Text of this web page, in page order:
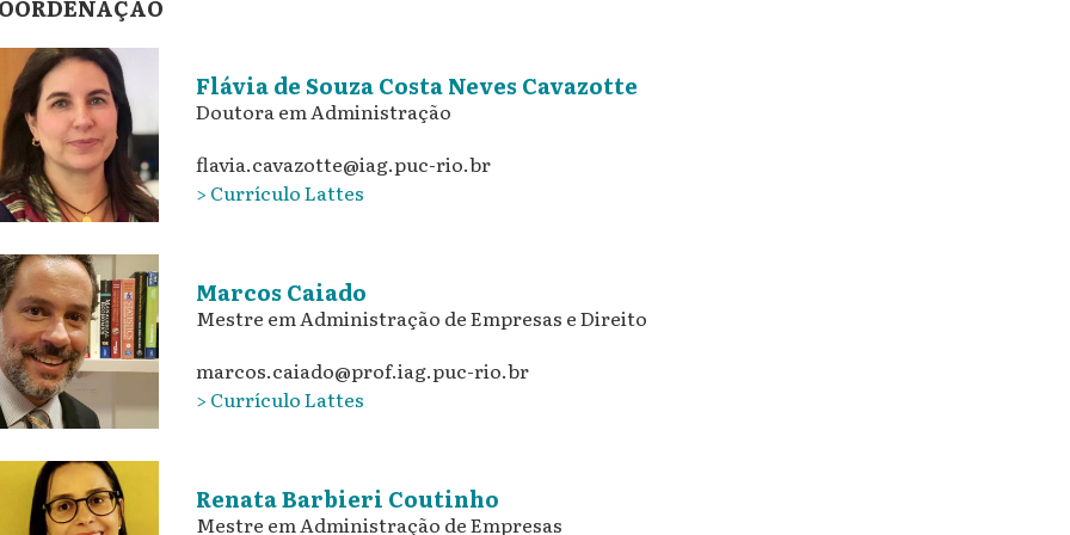
Flávia de Souza Costa Neves Cavazotte
Doutora em Administração
flavia.cavazotte@iag.puc-rio.br
> Currículo Lattes
Marcos Caiado
Mestre em Administração de Empresas e Direito
marcos.caiado@prof.iag.puc-rio.br
> Currículo Lattes
Renata Barbieri Coutinho
Mestre em Administração de Empresas